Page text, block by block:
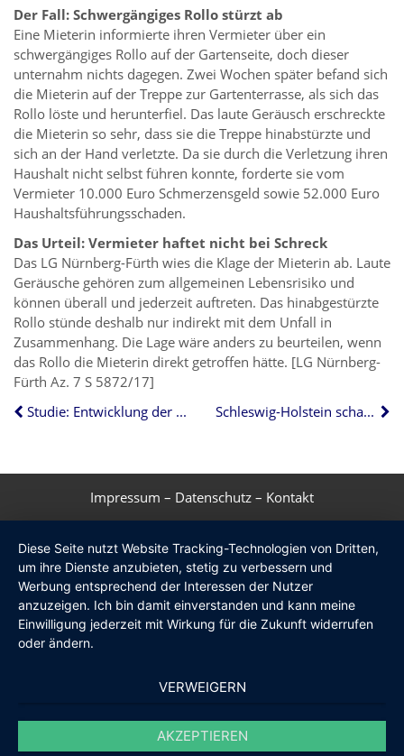
Der Fall: Schwergängiges Rollo stürzt ab
Eine Mieterin informierte ihren Vermieter über ein
schwergängiges Rollo auf der Gartenseite, doch dieser
unternahm nichts dagegen. Zwei Wochen später befand sich
die Mieterin auf der Treppe zur Gartenterrasse, als sich das
Rollo löste und herunterfiel. Das laute Geräusch erschreckte
die Mieterin so sehr, dass sie die Treppe hinabstürzte und
sich an der Hand verletzte. Da sie durch die Verletzung ihren
Haushalt nicht selbst führen konnte, forderte sie vom
Vermieter 10.000 Euro Schmerzensgeld sowie 52.000 Euro
Haushaltsführungsschaden.
Das Urteil: Vermieter haftet nicht bei Schreck
Das LG Nürnberg-Fürth wies die Klage der Mieterin ab. Laute
Geräusche gehören zum allgemeinen Lebensrisiko und
können überall und jederzeit auftreten. Das hinabgestürzte
Rollo stünde deshalb nur indirekt mit dem Unfall in
Zusammenhang. Die Lage wäre anders zu beurteilen, wenn
das Rollo die Mieterin direkt getroffen hätte. [LG Nürnberg-
Fürth Az. 7 S 5872/17]
Studie: Entwicklung der Baulandkosten
Schleswig-Holstein schafft Mietpreisbremse ab
Impressum – Datenschutz – Kontakt
Diese Seite nutzt Website Tracking-Technologien von Dritten,
um ihre Dienste anzubieten, stetig zu verbessern und
Werbung entsprechend der Interessen der Nutzer
anzuzeigen. Ich bin damit einverstanden und kann meine
Einwilligung jederzeit mit Wirkung für die Zukunft widerrufen
oder ändern.
VERWEIGERN
AKZEPTIEREN